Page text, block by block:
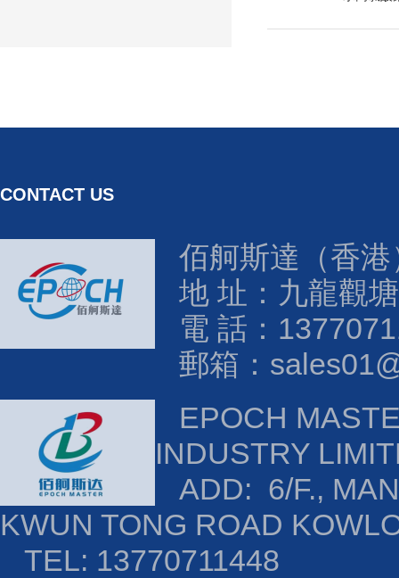
CONTACT US
佰舸斯達（香
地 址：九龍觀
電 話：
郵箱：
EPOCH
INDUSTRY
ADD: 6/F.,
KWUN TONG ROAD
TEL: 13770711448